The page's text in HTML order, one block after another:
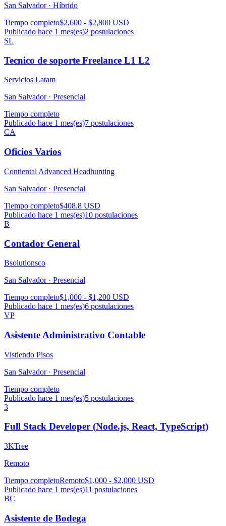
San Salvador · Híbrido
Tiempo completo$2,600 - $2,800 USD
Publicado hace 1 mes(es)2 postulaciones
SL
Tecnico de soporte Freelance L1 L2
Servicios Latam
San Salvador · Presencial
Tiempo completo
Publicado hace 1 mes(es)7 postulaciones
CA
Oficios Varios
Contiental Advanced Headhunting
San Salvador · Presencial
Tiempo completo$408.8 USD
Publicado hace 1 mes(es)10 postulaciones
B
Contador General
Bsolutionsco
San Salvador · Presencial
Tiempo completo$1,000 - $1,200 USD
Publicado hace 1 mes(es)6 postulaciones
VP
Asistente Administrativo Contable
Vistiendo Pisos
San Salvador · Presencial
Tiempo completo
Publicado hace 1 mes(es)5 postulaciones
3
Full Stack Developer (Node.js, React, TypeScript)
3KTree
Remoto
Tiempo completoRemoto$1,000 - $2,000 USD
Publicado hace 1 mes(es)11 postulaciones
BC
Asistente de Bodega